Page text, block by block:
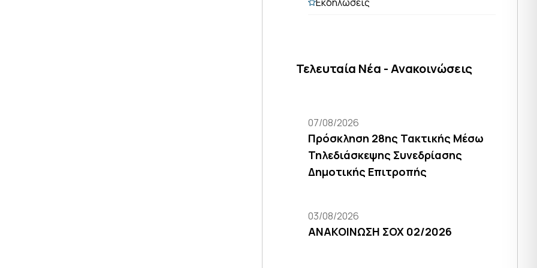
Τελευταία Νέα - Ανακοινώσεις
07/08/2026
Πρόσκληση 28ης Τακτικής Μέσω
Τηλεδιάσκεψης Συνεδρίασης
Δημοτικής Επιτροπής
03/08/2026
ΑΝΑΚΟΙΝΩΣΗ ΣΟΧ 02/2026